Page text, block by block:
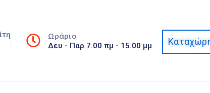
Ωράριο
Δευ - Παρ 7.00 πμ - 15.00 μμ